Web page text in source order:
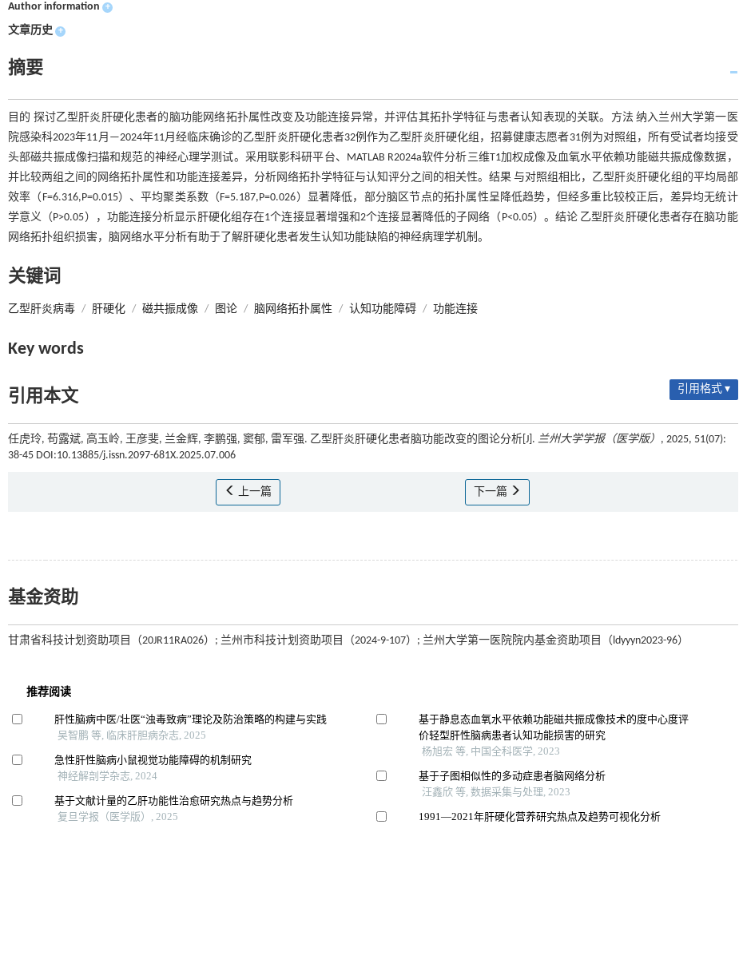
Author information +
文章历史 +
摘要
目的 探讨乙型肝炎肝硬化患者的脑功能网络拓扑属性改变及功能连接异常，并评估其拓扑学特征与患者认知表现的关联。方法 纳入兰州大学第一医
院感染科2023年11月—2024年11月经临床确诊的乙型肝炎肝硬化患者32例作为乙型肝炎肝硬化组，招募健康志愿者31例为对照组，所有受试者均接受
头部磁共振成像扫描和规范的神经心理学测试。采用联影科研平台、MATLAB R2024a软件分析三维T1加权成像及血氧水平依赖功能磁共振成像数据，
并比较两组之间的网络拓扑属性和功能连接差异，分析网络拓扑学特征与认知评分之间的相关性。结果 与对照组相比，乙型肝炎肝硬化组的平均局部
效率（F=6.316,P=0.015）、平均聚类系数（F=5.187,P=0.026）显著降低，部分脑区节点的拓扑属性呈降低趋势，但经多重比较校正后，差异均无统计
学意义（P>0.05），功能连接分析显示肝硬化组存在1个连接显著增强和2个连接显著降低的子网络（P<0.05）。结论 乙型肝炎肝硬化患者存在脑功能
网络拓扑组织损害，脑网络水平分析有助于了解肝硬化患者发生认知功能缺陷的神经病理学机制。
关键词
乙型肝炎病毒 / 肝硬化 / 磁共振成像 / 图论 / 脑网络拓扑属性 / 认知功能障碍 / 功能连接
Key words
引用本文 引用格式 ▾
任虎玲, 苟露斌, 高玉岭, 王彦斐, 兰金辉, 李鹏强, 窦郁, 雷军强. 乙型肝炎肝硬化患者脑功能改变的图论分析[J]. 兰州大学学报（医学版） , 2025, 51(07):
38-45 DOI:10.13885/j.issn.2097-681X.2025.07.006
上一篇 下一篇
基金资助
甘肃省科技计划资助项目（20JR11RA026）; 兰州市科技计划资助项目（2024-9-107）; 兰州大学第一医院院内基金资助项目（ldyyyn2023-96）